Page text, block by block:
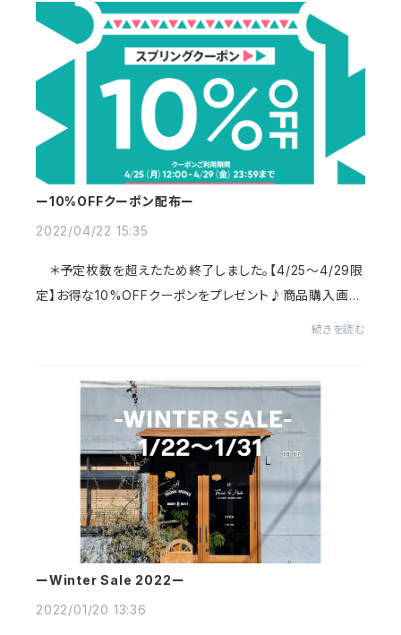
ー10%OFFクーポン配布ー
2022/04/22 15:35
＊予定枚数を超えたため終了しました。【4/25～4/29限
定】お得な10%OFFクーポンをプレゼント♪商品購入画面
続きを読む
ーWinter Sale 2022ー
2022/01/20 13:36